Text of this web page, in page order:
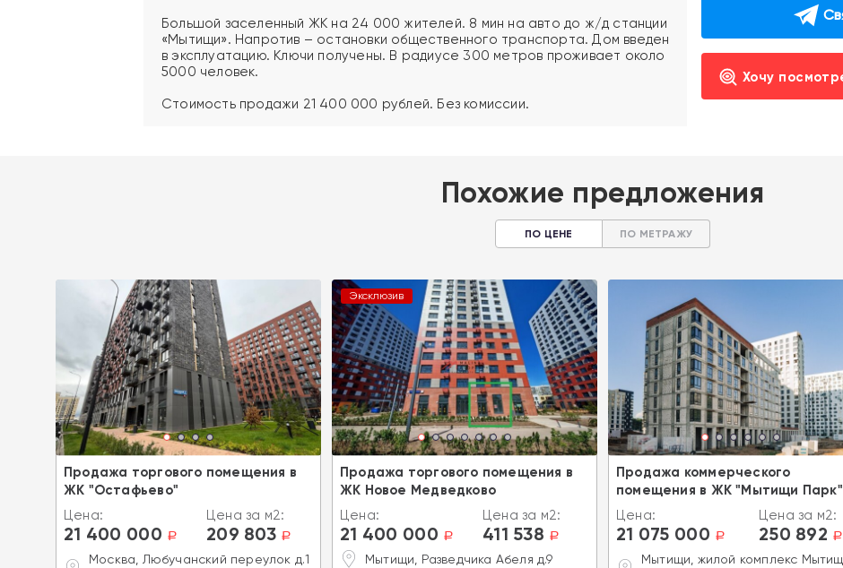
Большой заселенный ЖК на 24 000 жителей. 8 мин на авто до ж/д станции
«Мытищи». Напротив – остановки общественного транспорта. Дом введен
в эксплуатацию. Ключи получены. В радиусе 300 метров проживает около
5000 человек.
Стоимость продажи 21 400 000 рублей. Без комиссии.
Хочу
Похожие предложения
ПО ЦЕНЕ ПО МЕТРАЖУ
Продажа торгового помещения в
ЖК "Остафьево"
Цена:
21 400 000 a
Цена за м2:
209 803 a
Москва, Любучанский переулок д.1
Эксклюзив
Продажа торгового помещения в
ЖК Новое Медведково
Цена:
21 400 000 a
Цена за м2:
411 538 a
Мытищи, Разведчика Абеля д.9
Продажа коммерческого
помещения в ЖК "Мытищи Парк"
Цена:
21 075 000 a
Цена за м2:
250 892 a
Мытищи, жилой комплекс